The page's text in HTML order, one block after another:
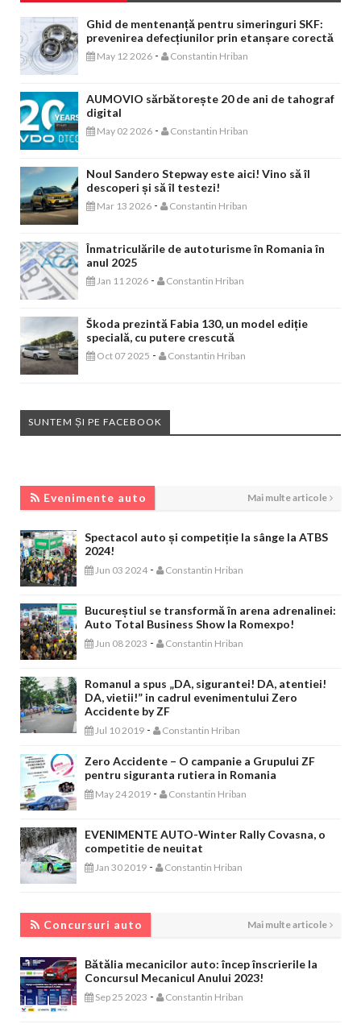
Ghid de mentenanță pentru simeringuri SKF:
prevenirea defecțiunilor prin etanșare corectă
May 12 2026 - Constantin Hriban
AUMOVIO sărbătorește 20 de ani de tahograf
digital
May 02 2026 - Constantin Hriban
Noul Sandero Stepway este aici! Vino să îl
descoperi și să îl testezi!
Mar 13 2026 - Constantin Hriban
Înmatriculările de autoturisme în Romania în
anul 2025
Jan 11 2026 - Constantin Hriban
Škoda prezintă Fabia 130, un model ediție
specială, cu putere crescută
Oct 07 2025 - Constantin Hriban
SUNTEM ȘI PE FACEBOOK
Evenimente auto Mai multe articole
Spectacol auto și competiție la sânge la ATBS
2024!
Jun 03 2024 - Constantin Hriban
Bucureștiul se transformă în arena adrenalinei:
Auto Total Business Show la Romexpo!
Jun 08 2023 - Constantin Hriban
Romanul a spus „DA, sigurantei! DA, atentiei!
DA, vietii!” in cadrul evenimentului Zero
Accidente by ZF
Jul 10 2019 - Constantin Hriban
Zero Accidente – O campanie a Grupului ZF
pentru siguranta rutiera in Romania
May 24 2019 - Constantin Hriban
EVENIMENTE AUTO-Winter Rally Covasna, o
competitie de neuitat
Jan 30 2019 - Constantin Hriban
Concursuri auto Mai multe articole
Bătălia mecanicilor auto: încep înscrierile la
Concursul Mecanicul Anului 2023!
Sep 25 2023 - Constantin Hriban